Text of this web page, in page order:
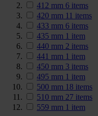
412 mm 6 items
420 mm 11 items
433 mm 6 items
435 mm 1 item
440 mm 2 items
441 mm 1 item
450 mm 3 items
495 mm 1 item
500 mm 18 items
510 mm 27 items
559 mm 1 item